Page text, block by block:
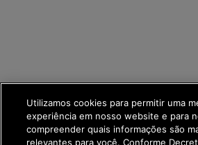
Utilizamos cookies para permitir uma
experiência em nosso website e para
compreender quais informações são
relevantes para você. Conforme